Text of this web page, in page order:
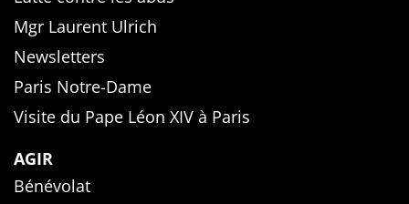
Mgr Laurent Ulrich
Newsletters
Paris Notre-Dame
Visite du Pape Léon XIV à Paris
AGIR
Bénévolat